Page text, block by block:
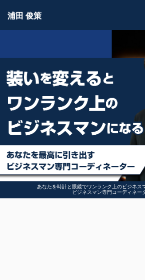
あなたを時計と眼鏡でワンランク上のビジネス
ビジネスマン専門コーディネー
浦田 俊策